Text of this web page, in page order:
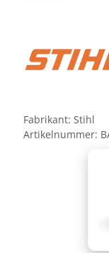
Fabrikant: Stihl
Artikelnummer: